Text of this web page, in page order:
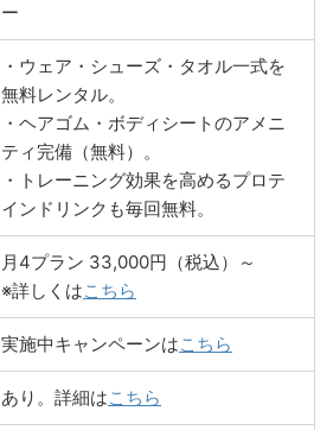
ー
・ウェア・シューズ・タオル一式を
無料レンタル。
・ヘアゴム・ボディシートのアメニ
ティ完備（無料）。
・トレーニング効果を高めるプロテ
インドリンクも毎回無料。
月4プラン 33,000円（税込）～
※詳しくはこちら
実施中キャンペーンはこちら
あり。詳細はこちら